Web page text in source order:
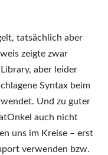
tatsächlich aber
zeigte zwar
aber leider
Syntax beim
Und zu guter
auch nicht
uns im Kreise – erst
verwenden bzw.